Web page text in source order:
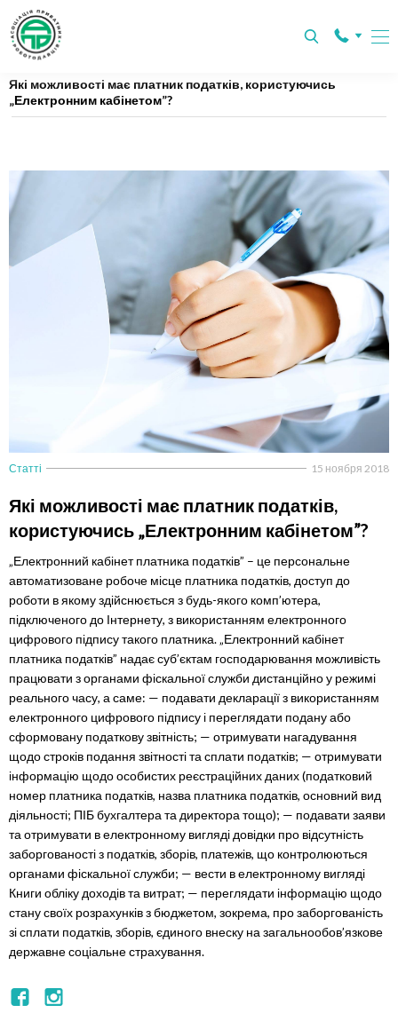
Які можливості має платник податків, користуючись
„Електронним кабінетом”?
Статті 15 ноября 2018
Які можливості має платник податків,
користуючись „Електронним кабінетом”?
„Електронний кабінет платника податків” – це персональне
автоматизоване робоче місце платника податків, доступ до
роботи в якому здійснюється з будь-якого комп’ютера,
підключеного до Інтернету, з використанням електронного
цифрового підпису такого платника. „Електронний кабінет
платника податків” надає суб’єктам господарювання можливість
працювати з органами фіскальної служби дистанційно у режимі
реального часу, а саме: — подавати декларації з використанням
електронного цифрового підпису і переглядати подану або
сформовану податкову звітність; — отримувати нагадування
щодо строків подання звітності та сплати податків; — отримувати
інформацію щодо особистих реєстраційних даних (податковий
номер платника податків, назва платника податків, основний вид
діяльності; ПІБ бухгалтера та директора тощо); — подавати заяви
та отримувати в електронному вигляді довідки про відсутність
заборгованості з податків, зборів, платежів, що контролюються
органами фіскальної служби; — вести в електронному вигляді
Книги обліку доходів та витрат; — переглядати інформацію щодо
стану своїх розрахунків з бюджетом, зокрема, про заборгованість
зі сплати податків, зборів, єдиного внеску на загальнообов’язкове
державне соціальне страхування.